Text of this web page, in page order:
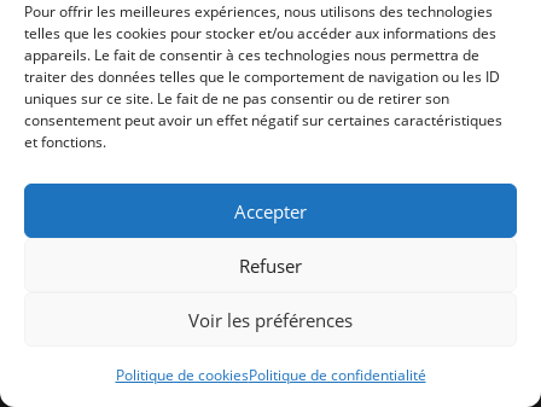
Pour offrir les meilleures expériences, nous utilisons des technologies
telles que les cookies pour stocker et/ou accéder aux informations des
appareils. Le fait de consentir à ces technologies nous permettra de
traiter des données telles que le comportement de navigation ou les ID
uniques sur ce site. Le fait de ne pas consentir ou de retirer son
consentement peut avoir un effet négatif sur certaines caractéristiques
et fonctions.
Accepter
Refuser
Voir les préférences
Politique de cookiesPolitique de confidentialité
Bonjour tout le monde !
Commentaires récents
Un commentateur ou commentatrice WordPress
Copyright 2026 City Dance Club |Mentions légales